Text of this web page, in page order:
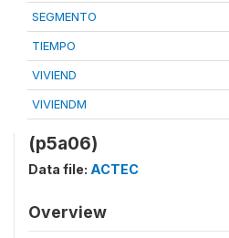
SEGMENTO
TIEMPO
VIVIEND
VIVIENDM
(p5a06)
Data file: ACTEC
Overview